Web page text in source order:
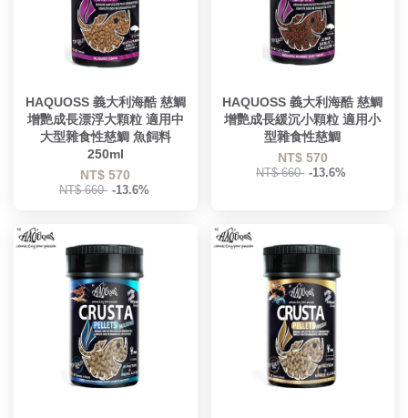
HAQUOSS 義大利海酷 慈鯛
增艷成長漂浮大顆粒 適用中
大型雜食性慈鯛 魚飼料
250ml
NT$ 570
NT$ 660 -13.6%
HAQUOSS 義大利海酷 慈鯛
增艷成長緩沉小顆粒 適用小
型雜食性慈鯛
NT$ 570
NT$ 660 -13.6%